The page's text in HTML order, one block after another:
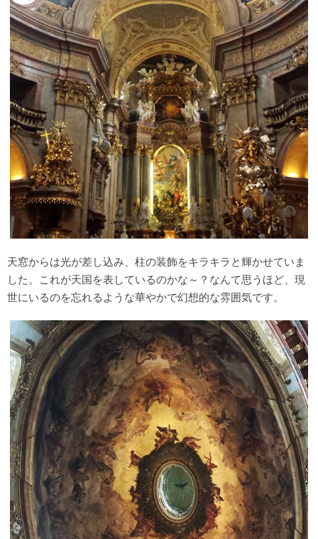
天窓からは光が差し込み、柱の装飾をキラキラと輝かせていま
した。これが天国を表しているのかな～？なんて思うほど、現
世にいるのを忘れるような華やかで幻想的な雰囲気です。